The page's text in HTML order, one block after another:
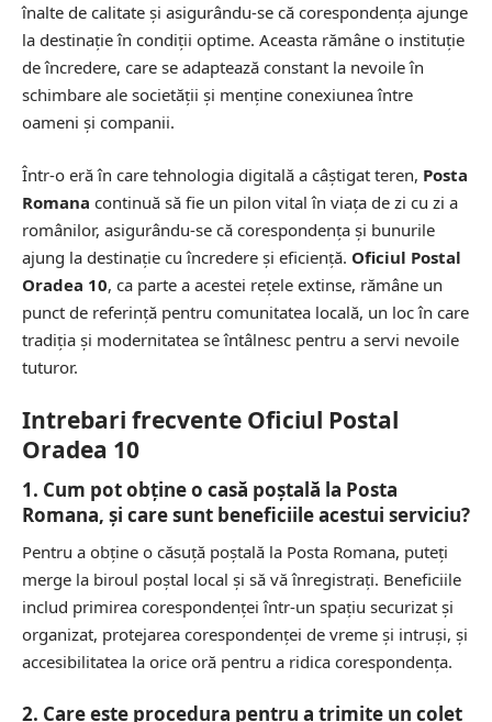
înalte de calitate și asigurându-se că corespondența ajunge
la destinație în condiții optime. Aceasta rămâne o instituție
de încredere, care se adaptează constant la nevoile în
schimbare ale societății și menține conexiunea între
oameni și companii.
Într-o eră în care tehnologia digitală a câștigat teren, Posta
Romana continuă să fie un pilon vital în viața de zi cu zi a
românilor, asigurându-se că corespondența și bunurile
ajung la destinație cu încredere și eficiență. Oficiul Postal
Oradea 10, ca parte a acestei rețele extinse, rămâne un
punct de referință pentru comunitatea locală, un loc în care
tradiția și modernitatea se întâlnesc pentru a servi nevoile
tuturor.
Intrebari frecvente Oficiul Postal
Oradea 10
1. Cum pot obține o casă poștală la Posta
Romana, și care sunt beneficiile acestui serviciu?
Pentru a obține o căsuță poștală la Posta Romana, puteți
merge la biroul poștal local și să vă înregistrați. Beneficiile
includ primirea corespondenței într-un spațiu securizat și
organizat, protejarea corespondenței de vreme și intruși, și
accesibilitatea la orice oră pentru a ridica corespondența.
2. Care este procedura pentru a trimite un colet